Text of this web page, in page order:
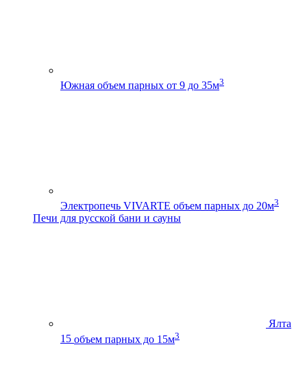
Южная объем парных от 9 до 35м3
Электропечь VIVARTE объем парных до 20м3
Печи для русской бани и сауны
Ялта
15 объем парных до 15м3